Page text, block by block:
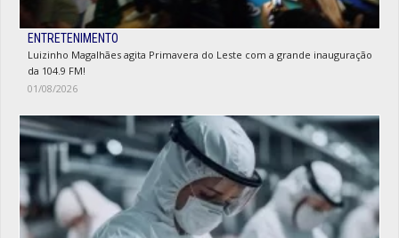
ENTRETENIMENTO
Luizinho Magalhães agita Primavera do Leste com a grande inauguração
da 104.9 FM!
01/08/2026